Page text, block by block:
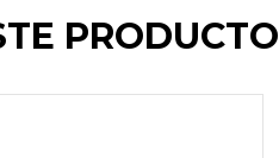
PRODUCTO